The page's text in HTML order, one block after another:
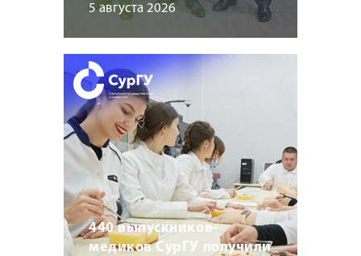
5 августа 2026
440 выпускников-
медиков СурГУ получили